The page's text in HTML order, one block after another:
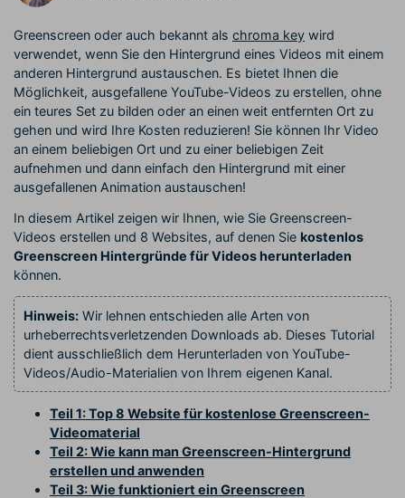
Creator
Monetarisierungs-
Programm
Monetarisieren Sie
Ihren Einfluss mit Filmora
Freunde-werben-
Programm
An Freunde empfehlen,
Belohnungen erhalten
Blog
Kunden-Geschichten
Erfahren Sie, wie unsere
Schalten Sie Partnerschaften
auf Unternehmensebene frei
Greenscreen oder auch bekannt als chroma key wird
verwendet, wenn Sie den Hintergrund eines Videos mit einem
anderen Hintergrund austauschen. Es bietet Ihnen die
Möglichkeit, ausgefallene YouTube-Videos zu erstellen, ohne
ein teures Set zu bilden oder an einen weit entfernten Ort zu
gehen und wird Ihre Kosten reduzieren! Sie können Ihr Video
an einem beliebigen Ort und zu einer beliebigen Zeit
aufnehmen und dann einfach den Hintergrund mit einer
ausgefallenen Animation austauschen!
In diesem Artikel zeigen wir Ihnen, wie Sie Greenscreen-
Videos erstellen und 8 Websites, auf denen Sie kostenlos
Greenscreen Hintergründe für Videos herunterladen
können.
Hinweis: Wir lehnen entschieden alle Arten von
urheberrechtsverletzenden Downloads ab. Dieses Tutorial
dient ausschließlich dem Herunterladen von YouTube-
Videos/Audio-Materialien von Ihrem eigenen Kanal.
Teil 1: Top 8 Website für kostenlose Greenscreen-
Videomaterial
Teil 2: Wie kann man Greenscreen-Hintergrund
erstellen und anwenden
Teil 3: Wie funktioniert ein Greenscreen